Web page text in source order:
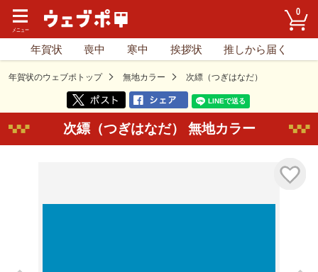
0
年賀状 喪中 寒中 挨拶状 推しから届く
年賀状のウェブポトップ 無地カラー 次縹（つぎはなだ）
次縹（つぎはなだ） 無地カラー